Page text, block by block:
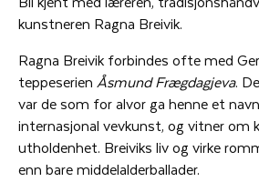
kunstneren Ragna Breivik.
Ragna Breivik forbindes ofte med
teppeserien Åsmund Frægdagjeva.
var de som for alvor ga henne et
internasjonal vevkunst, og vitner om
utholdenhet. Breiviks liv og virke
enn bare middelalderballader.